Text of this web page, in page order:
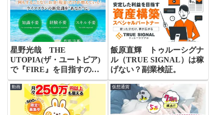
星野光哉 THE
UTOPIA(ザ・ユートピア)
で『FIRE』を目指すのは
無理？検証。
飯原直輝 トゥルーシグナ
ル（TRUE SIGNAL）は稼
げない？副業検証。
動画 仮想通貨